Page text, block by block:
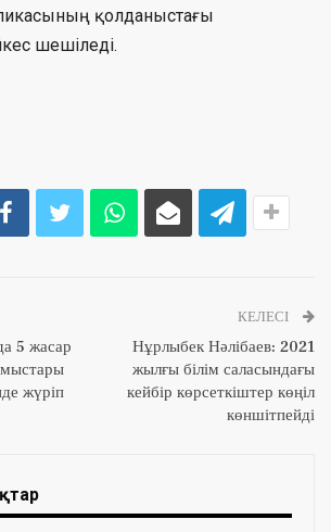
қолданыстағы
шешіледі.
5 жасар
жүріп
КЕЛЕСІ
Нұрлыбек Нәлібаев: 2021
жылғы білім саласындағы
кейбір көрсеткіштер көңіл
көншітпейді